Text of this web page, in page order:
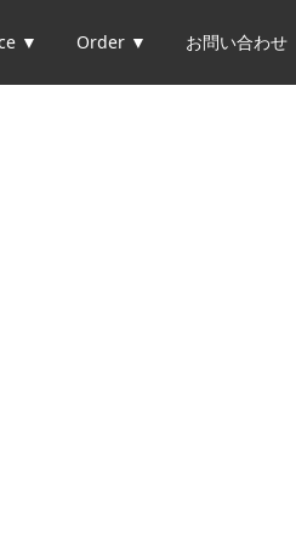
▼ Order ▼ お問い合わせ